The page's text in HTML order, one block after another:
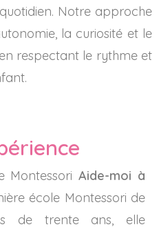
Notre approche
la curiosité et le
respectant le rythme et
MontessoriAide-moi à
école Montessori de
de trente ans, elle